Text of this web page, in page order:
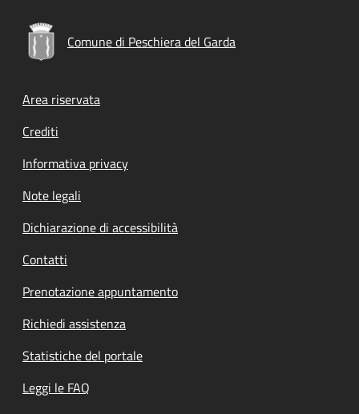
Comune di Peschiera del Garda
Footer menu
Area riservata
Crediti
Informativa privacy
Note legali
Dichiarazione di accessibilità
Contatti
Prenotazione appuntamento
Richiedi assistenza
Statistiche del portale
Leggi le FAQ